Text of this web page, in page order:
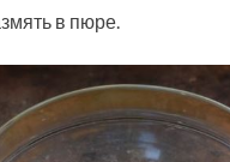
в пюре.